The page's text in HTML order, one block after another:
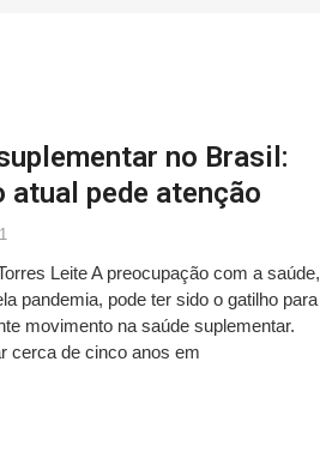
no Brasil:
atual pede atenção
Leite A preocupação com a saúde,
pandemia, pode ter sido o gatilho para
movimento na saúde suplementar.
cerca de cinco anos em